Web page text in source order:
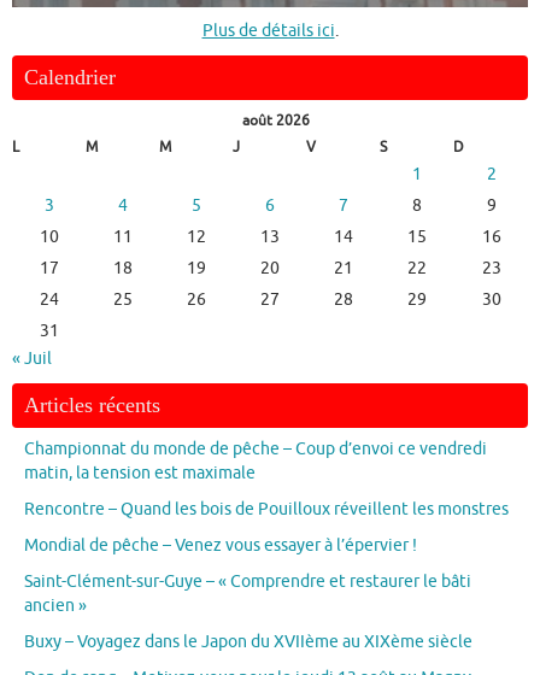
Plus de détails ici.
Calendrier
août 2026
L
M M J V S D
1
2
3
4 5 6 7 8
9
10
11 12 13 14 15
16
17
18 19 20 21 22
23
24
25 26 27 28 29
30
31
« Juil
Articles récents
Championnat du monde de pêche – Coup d’envoi ce vendredi
matin, la tension est maximale
Rencontre – Quand les bois de Pouilloux réveillent les monstres
Mondial de pêche – Venez vous essayer à l’épervier !
Saint-Clément-sur-Guye – « Comprendre et restaurer le bâti
ancien »
Buxy – Voyagez dans le Japon du XVIIème au XIXème siècle